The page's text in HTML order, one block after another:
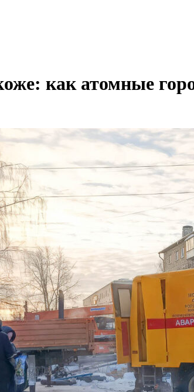
как атомные